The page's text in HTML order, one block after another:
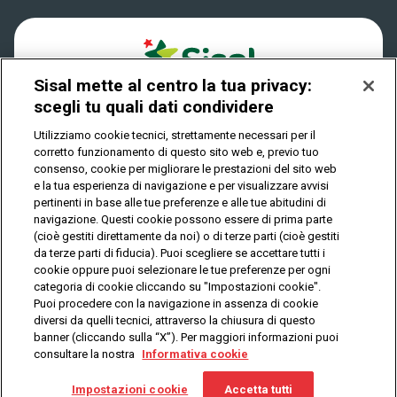
Vuoi giocare
online?
Play Your Date
News
Privacy
IL GIOCO È VIETATO AI MINORI E PUÒ CAUSARE
DIPENDENZA PATOLOGICA
© Copyright Sisal Italia S.p.A. - P.I. 02433760135
Privacy Cookies
Mappa
del
sito
Sisal mette al centro la tua privacy:
scegli tu quali dati condividere
Utilizziamo cookie tecnici, strettamente necessari per il
corretto funzionamento di questo sito web e, previo tuo
consenso, cookie per migliorare le prestazioni del sito web
e la tua esperienza di navigazione e per visualizzare avvisi
pertinenti in base alle tue preferenze e alle tue abitudini di
navigazione. Questi cookie possono essere di prima parte
(cioè gestiti direttamente da noi) o di terze parti (cioè gestiti
da terze parti di fiducia). Puoi scegliere se accettare tutti i
cookie oppure puoi selezionare le tue preferenze per ogni
categoria di cookie cliccando su "Impostazioni cookie".
Puoi procedere con la navigazione in assenza di cookie
diversi da quelli tecnici, attraverso la chiusura di questo
banner (cliccando sulla “X”). Per maggiori informazioni puoi
consultare la nostra Informativa cookie
Impostazioni cookie Accetta tutti